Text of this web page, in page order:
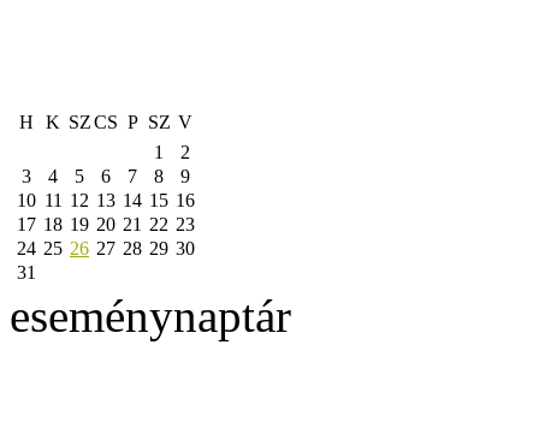
H K SZCS P SZ V
1
2
3
4 5 6 7 8
9
10 11 12 13 14 15 16
17 18 19 20 21 22 23
24 25 26 27 28 29 30
31
eseménynaptár